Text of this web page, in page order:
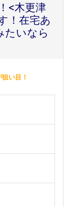
<木更津
！在宅あ
たいなら
い目！